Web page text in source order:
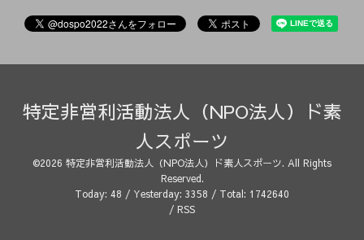
特定非営利活動法人（NPO法人）ド素
人スポーツ
©2026 特定非営利活動法人（NPO法人）ド素人スポーツ. All Rights
Reserved.
Today: 48 / Yesterday: 3358 / Total: 1742640
/ RSS